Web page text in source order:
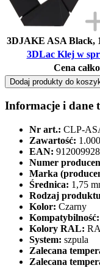
3DJAKE ASA Black,
3DLac Klej w
Cena
Dodaj produkty do
Informacje i dane
Nr art.: CLP-
Zawartość:
EAN:
Numer
Marka
Średnica: 1,75
Rodzaj
Kolor: Czarny
Kompatybilność:
Kolory RAL:
System: szpula
Zalecana
Zalecana